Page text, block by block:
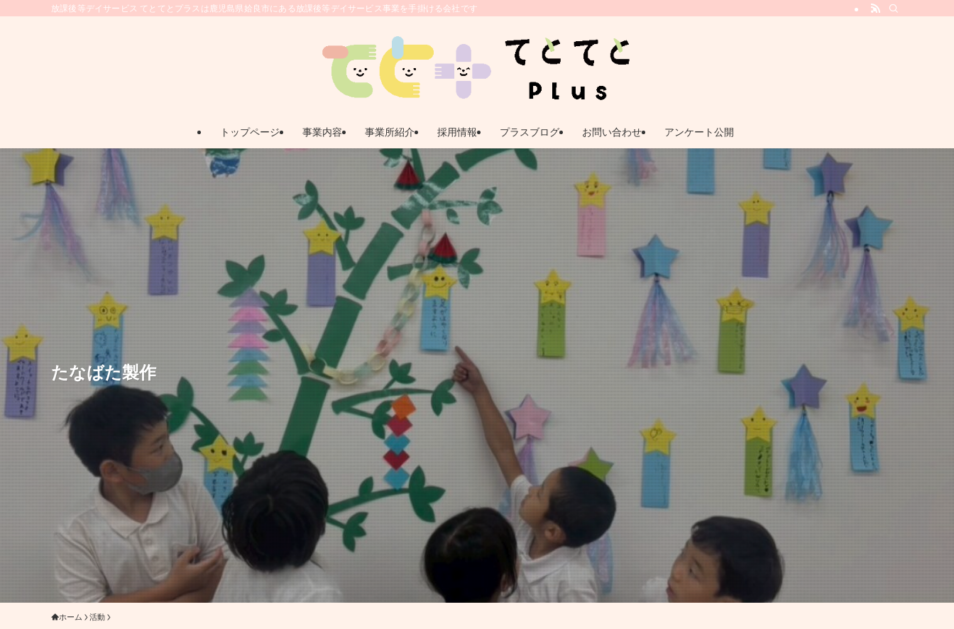
放課後等デイサービス てとてとプラスは鹿児島県姶良市にある放課後等デイサービス事業を手掛ける会社です。 | 鹿児島県姶良市｜放課後等デイサービス『てとてとプラス』
トップページ 事業内容 事業所紹介 採用情報 プラスブログ お問い合わせ アンケート公開
たなばた製作
ホーム 活動